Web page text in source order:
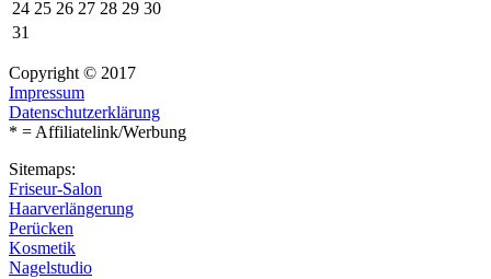
24 25 26 27 28 29 30
31
Copyright © 2017
Impressum
Datenschutzerklärung
* = Affiliatelink/Werbung
Sitemaps:
Friseur-Salon
Haarverlängerung
Perücken
Kosmetik
Nagelstudio